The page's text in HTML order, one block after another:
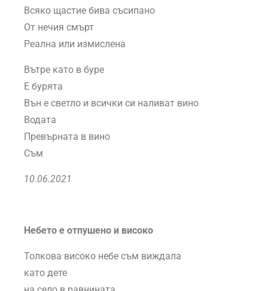
Всяко щастие бива съсипано
От нечия смърт
Реална или измислена
Вътре като в буре
Е бурята
Вън е светло и всички си наливат вино
Водата
Превърната в вино
Съм
10.06.2021
Небето е отпушено и високо
Толкова високо небе съм виждала
като дете